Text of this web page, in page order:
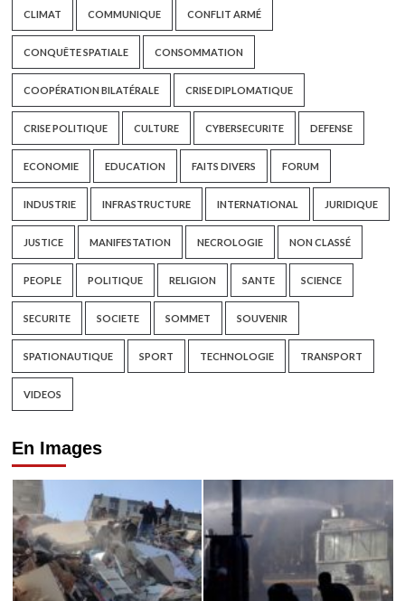
CLIMAT COMMUNIQUE CONFLIT ARMÉ
CONQUÊTE SPATIALE CONSOMMATION
COOPÉRATION BILATÉRALE CRISE DIPLOMATIQUE
CRISE POLITIQUE CULTURE CYBERSECURITE DEFENSE
ECONOMIE EDUCATION FAITS DIVERS FORUM
INDUSTRIE INFRASTRUCTURE INTERNATIONAL JURIDIQUE
JUSTICE MANIFESTATION NECROLOGIE NON CLASSÉ
PEOPLE POLITIQUE RELIGION SANTE SCIENCE
SECURITE SOCIETE SOMMET SOUVENIR
SPATIONAUTIQUE SPORT TECHNOLOGIE TRANSPORT
VIDEOS
En Images